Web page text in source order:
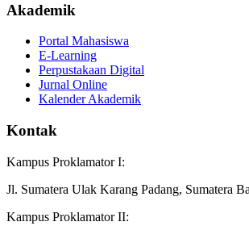
Akademik
Portal Mahasiswa
E-Learning
Perpustakaan Digital
Jurnal Online
Kalender Akademik
Kontak
Kampus Proklamator I:
Jl. Sumatera Ulak Karang Padang, Sumatera
Kampus Proklamator II: